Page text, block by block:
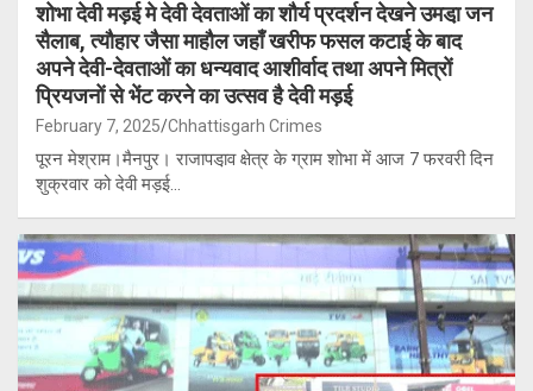
शोभा देवी मड़ई मे देवी देवताओं का शौर्य प्रदर्शन देखने उमडा़ जन
सैलाब, त्यौहार जैसा माहौल जहाँ खरीफ फसल कटाई के बाद
अपने देवी-देवताओं का धन्यवाद आशीर्वाद तथा अपने मित्रों
प्रियजनों से भेंट करने का उत्सव है देवी मड़ई
February 7, 2025 Chhattisgarh Crimes
पूरन मेश्राम।मैनपुर। राजापडा़व क्षेत्र के ग्राम शोभा में आज 7 फरवरी दिन
शुक्रवार को देवी मड़ई…